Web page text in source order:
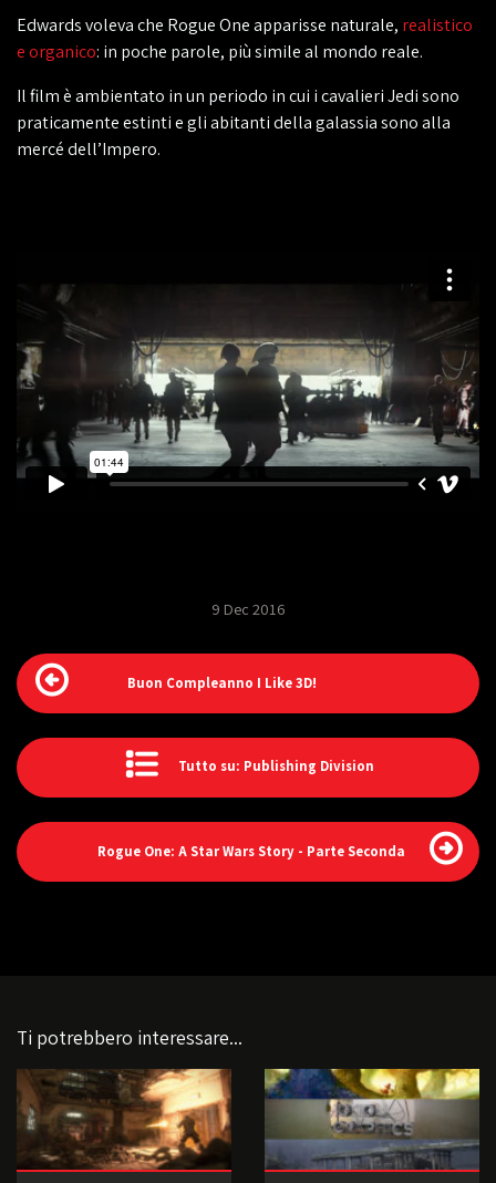
Edwards voleva che Rogue One apparisse naturale, realistico
e organico: in poche parole, più simile al mondo reale.
Il film è ambientato in un periodo in cui i cavalieri Jedi sono
praticamente estinti e gli abitanti della galassia sono alla
mercé dell’Impero.
9 Dec 2016
Buon Compleanno I Like 3D!
Tutto su: Publishing Division
Rogue One: A Star Wars Story - Parte Seconda
Ti potrebbero interessare...